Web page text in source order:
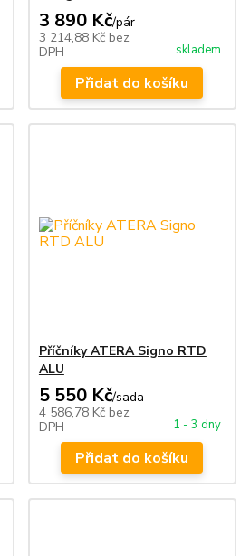
3 890 Kč/pár
3 214,88 Kč bez
DPH
skladem
Přidat do košíku
Příčníky ATERA Signo RTD
ALU
5 550 Kč/sada
4 586,78 Kč bez
DPH
1 - 3 dny
Přidat do košíku